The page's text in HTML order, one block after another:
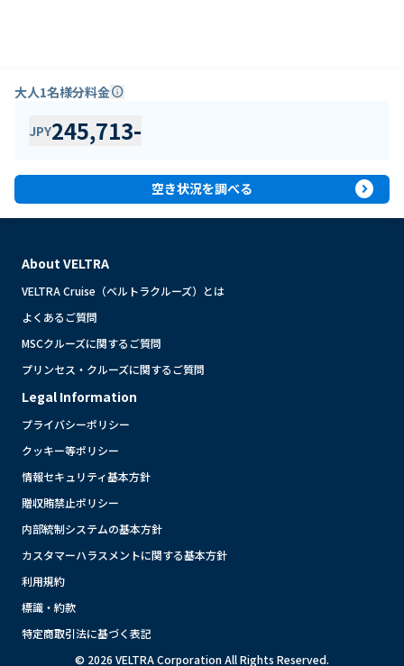
大人1名様分料金info
JPY245,713-
空き状況を調べる expand_circle_right
About VELTRA
VELTRA Cruise（ベルトラクルーズ）とは
よくあるご質問
MSCクルーズに関するご質問
プリンセス・クルーズに関するご質問
Legal Information
プライバシーポリシー
クッキー等ポリシー
情報セキュリティ基本方針
贈収賄禁止ポリシー
内部統制システムの基本方針
カスタマーハラスメントに関する基本方針
利用規約
標識・約款
特定商取引法に基づく表記
© 2026 VELTRA Corporation All Rights Reserved.